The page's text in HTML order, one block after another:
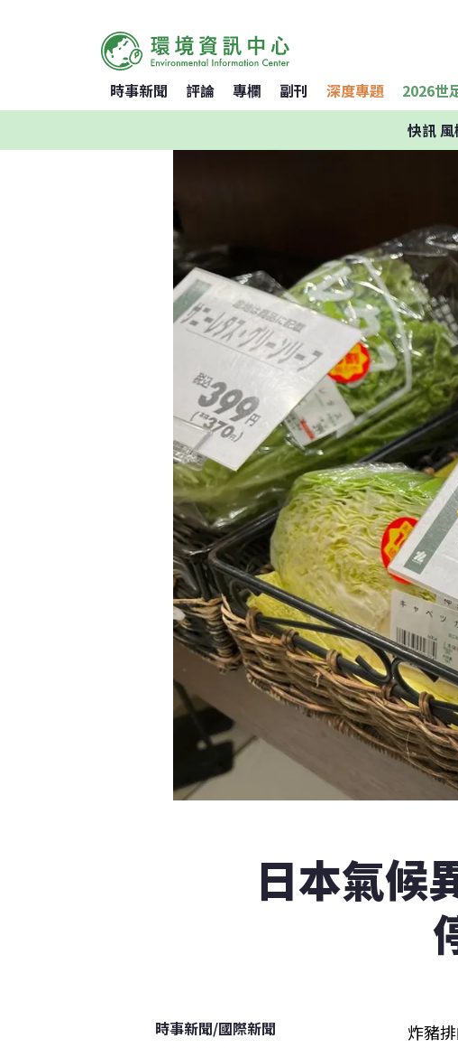
時事新聞 評論 專欄 副刊 深度專題 2026世
快訊
日本氣候
時事新聞/國際新聞
炸豬